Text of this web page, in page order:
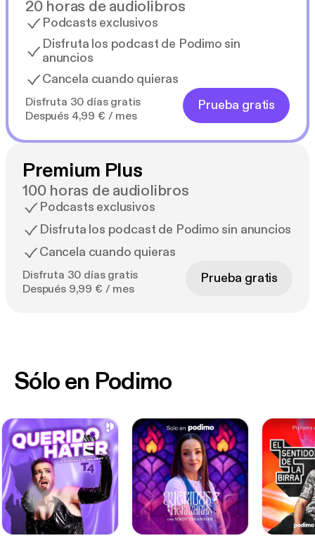
20 horas de audiolibros
Podcasts exclusivos
Disfruta los podcast de Podimo sin
anuncios
Cancela cuando quieras
Disfruta 30 días gratis
Después 4,99 € / mes
Prueba gratis
Premium Plus
100 horas de audiolibros
Podcasts exclusivos
Disfruta los podcast de Podimo sin anuncios
Cancela cuando quieras
Disfruta 30 días gratis
Después 9,99 € / mes
Prueba gratis
Sólo en Podimo